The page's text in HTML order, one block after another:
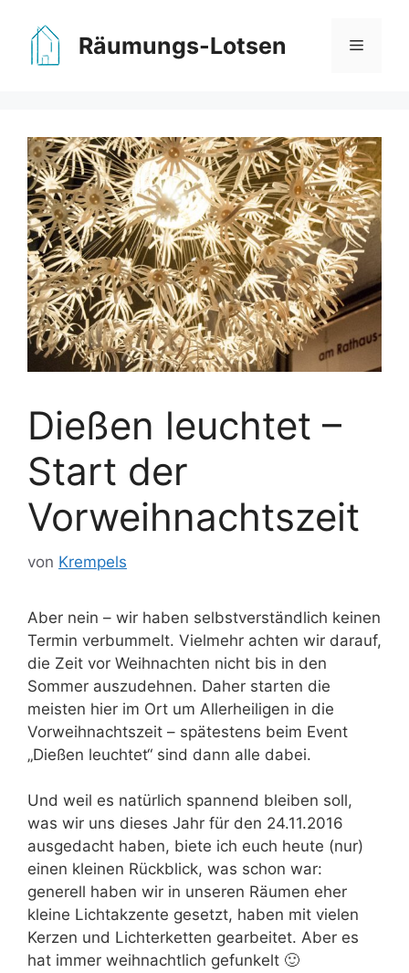
Inhalt
springen
Räumungs-Lotsen Menü
Dießen leuchtet –
Start der
Vorweihnachtszeit
von Krempels
Aber nein – wir haben selbstverständlich keinen
Termin verbummelt. Vielmehr achten wir darauf,
die Zeit vor Weihnachten nicht bis in den
Sommer auszudehnen. Daher starten die
meisten hier im Ort um Allerheiligen in die
Vorweihnachtszeit – spätestens beim Event
„Dießen leuchtet“ sind dann alle dabei.
Und weil es natürlich spannend bleiben soll,
was wir uns dieses Jahr für den 24.11.2016
ausgedacht haben, biete ich euch heute (nur)
einen kleinen Rückblick, was schon war:
generell haben wir in unseren Räumen eher
kleine Lichtakzente gesetzt, haben mit vielen
Kerzen und Lichterketten gearbeitet. Aber es
hat immer weihnachtlich gefunkelt 🙂